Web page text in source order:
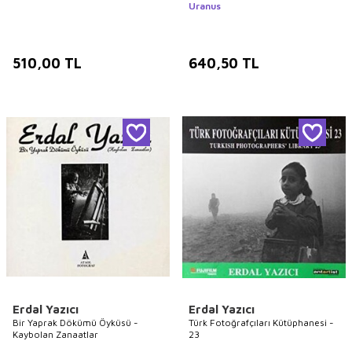
510,00 TL
Uranus
640,50 TL
Erdal Yazıcı
Bir Yaprak Dökümü Öyküsü -
Kaybolan Zanaatlar
Erdal Yazıcı
Türk Fotoğrafçıları Kütüphanesi -
23